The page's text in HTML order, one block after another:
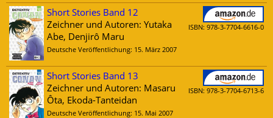
Impressum
ISBN: 978-3-7704-6616-0
Short Stories Band 12
Zeichner und Autoren: Yutaka
Abe, Denjirô Maru
Deutsche Veröffentlichung: 15. März 2007
ISBN: 978-3-7704-6713-6
Short Stories Band 13
Zeichner und Autoren: Masaru
Ôta, Ekoda-Tanteidan
Deutsche Veröffentlichung: 15. Mai 2007